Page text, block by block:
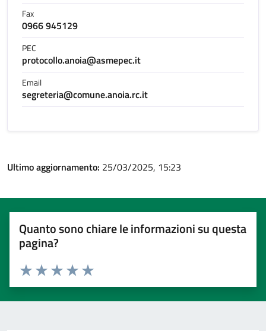
Fax
0966 945129
PEC
protocollo.anoia@asmepec.it
Email
segreteria@comune.anoia.rc.it
Ultimo aggiornamento: 25/03/2025, 15:23
Quanto sono chiare le informazioni su questa
pagina?
Valuta 5 stelle su 5
Valuta 4 stelle su 5
Valuta 3 stelle su 5
Valuta 2 stelle su 5
Valuta 1 stelle su 5